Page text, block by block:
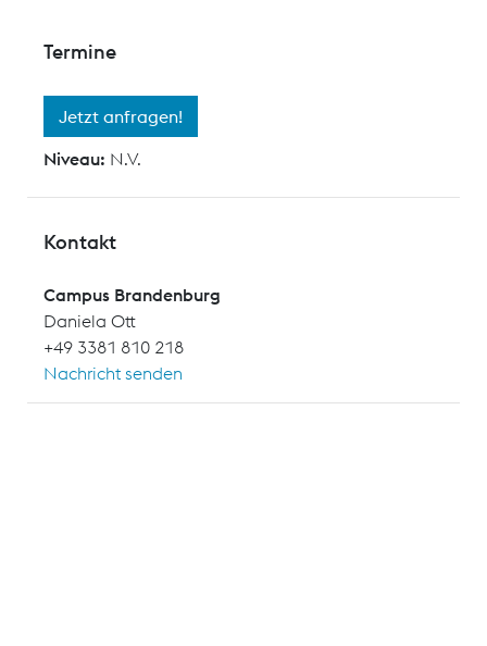
Termine
Jetzt anfragen!
Niveau: N.V.
Kontakt
Campus Brandenburg
Daniela Ott
+49 3381 810 218
Nachricht senden